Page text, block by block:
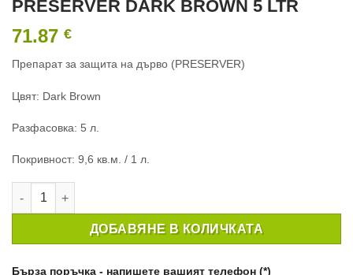
PRESERVER DARK BROWN 5 LTR
71.87 €
Препарат за защита на дърво (PRESERVER)
Цвят: Dark Brown
Разфасовка: 5 л.
Покривност: 9,6 кв.м. / 1 л.
количество за ПРЕПАРАТ ЗА ЗАЩИТА НА ДЪРВО RONSEAL
ДОБАВЯНЕ В КОЛИЧКАТА
Бърза поръчка - напишете вашият телефон (*)